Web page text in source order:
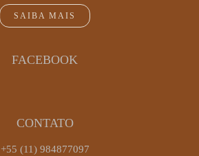
SAIBA MAIS
FACEBOOK
CONTATO
+55 (11) 984877097